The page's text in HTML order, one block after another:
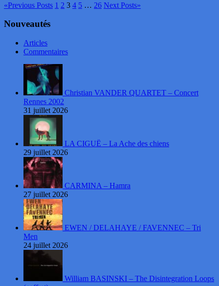
«Previous Posts 1 2 3 4 5 … 26 Next Posts»
Nouveautés
Articles
Commentaires
Christian VANDER QUARTET – Concert
Rennes 2002
31 juillet 2026
LA CIGUË – La Ache des chiens
29 juillet 2026
CARMINA – Hamra
27 juillet 2026
EWEN / DELAHAYE / FAVENNEC – Tri
Men
24 juillet 2026
William BASINSKI – The Disintegration Loops